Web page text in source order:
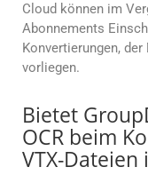
Cloud können im
Abonnements
Konvertierungen,
vorliegen.
Bietet
OCR beim
VTX-Dateien